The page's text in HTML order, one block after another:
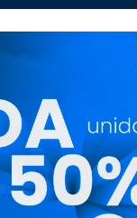
VITAMINA E
E QUITAR FILTROS